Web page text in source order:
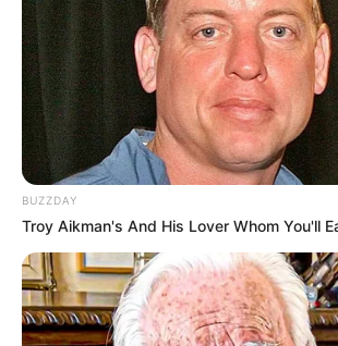
BUZZDAY
Troy Aikman's And His Lover Whom You'll